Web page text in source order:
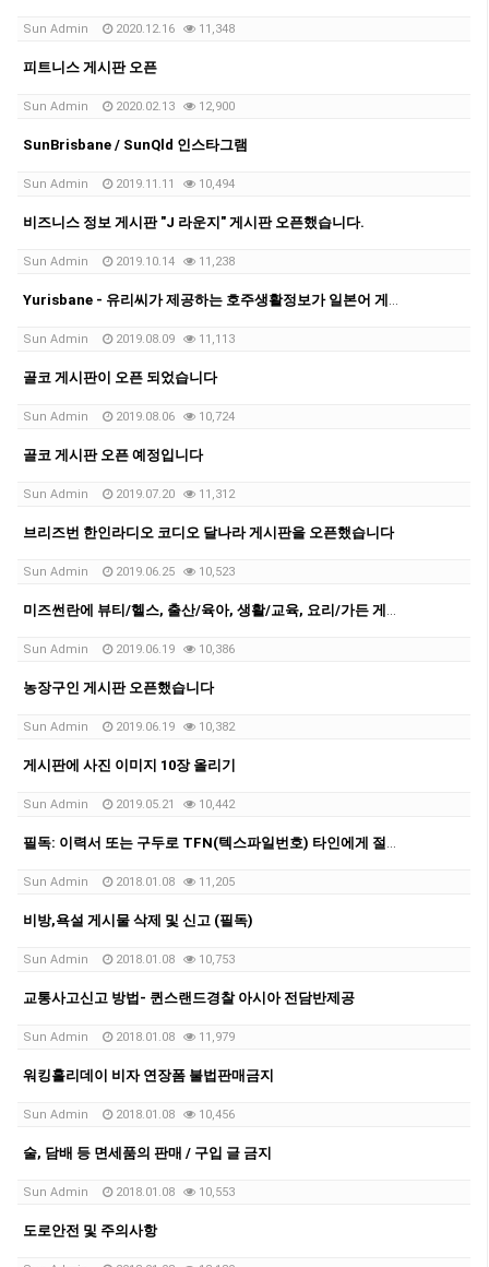
Sun Admin 2020.12.16 11,348
피트니스 게시판 오픈
Sun Admin 2020.02.13 12,900
SunBrisbane / SunQld 인스타그램
Sun Admin 2019.11.11 10,494
비즈니스 정보 게시판 "J 라운지" 게시판 오픈했습니다.
Sun Admin 2019.10.14 11,238
Yurisbane - 유리씨가 제공하는 호주생활정보가 일본어 게시판 오픈되었습니다
Sun Admin 2019.08.09 11,113
골코 게시판이 오픈 되었습니다
Sun Admin 2019.08.06 10,724
골코 게시판 오픈 예정입니다
Sun Admin 2019.07.20 11,312
브리즈번 한인라디오 코디오 달나라 게시판을 오픈했습니다
Sun Admin 2019.06.25 10,523
미즈썬란에 뷰티/헬스, 출산/육아, 생활/교육, 요리/가든 게시판 오픈했습니다
Sun Admin 2019.06.19 10,386
농장구인 게시판 오픈했습니다
Sun Admin 2019.06.19 10,382
게시판에 사진 이미지 10장 올리기
Sun Admin 2019.05.21 10,442
필독: 이력서 또는 구두로 TFN(텍스파일번호) 타인에게 절대 제공하지 않도록 주의요망
Sun Admin 2018.01.08 11,205
비방,욕설 게시물 삭제 및 신고 (필독)
Sun Admin 2018.01.08 10,753
교통사고신고 방법- 퀸스랜드경찰 아시아 전담반제공
Sun Admin 2018.01.08 11,979
워킹홀리데이 비자 연장폼 불법판매금지
Sun Admin 2018.01.08 10,456
술, 담배 등 면세품의 판매 / 구입 글 금지
Sun Admin 2018.01.08 10,553
도로안전 및 주의사항